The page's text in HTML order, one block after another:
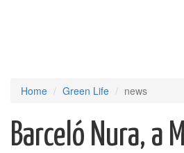
Home Green Life news
Barceló Nura, a